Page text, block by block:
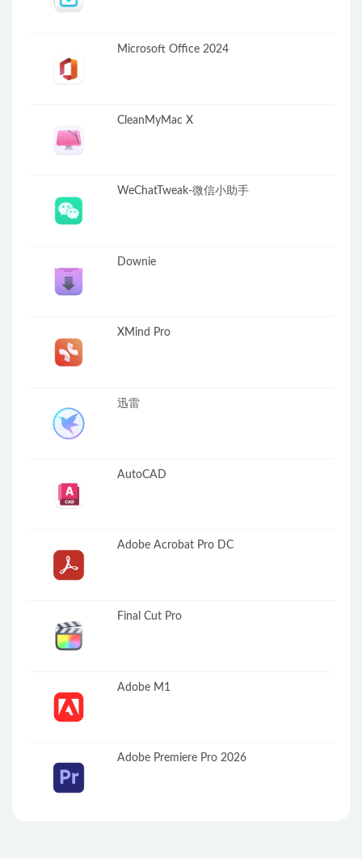
Microsoft Office 2024
CleanMyMac X
WeChatTweak-微信小助手
Downie
XMind Pro
迅雷
AutoCAD
Adobe Acrobat Pro DC
Final Cut Pro
Adobe M1
Adobe Premiere Pro 2026